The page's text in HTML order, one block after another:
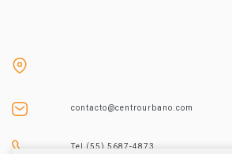
contacto@centrourbano.com
Tel (55) 5687-4873